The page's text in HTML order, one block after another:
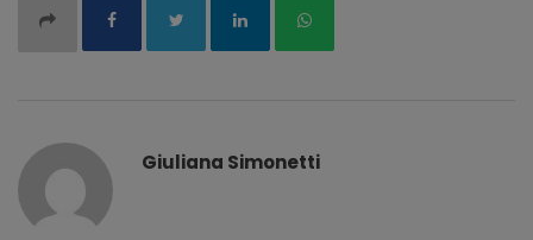
Giuliana Simonetti